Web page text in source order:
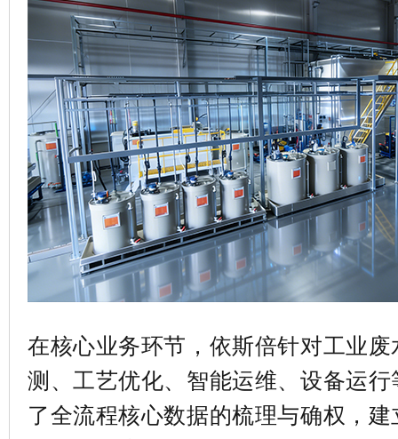
在核心业务环节，依斯倍针对工业
测、工艺优化、智能运维、设备运
了全流程核心数据的梳理与确权，